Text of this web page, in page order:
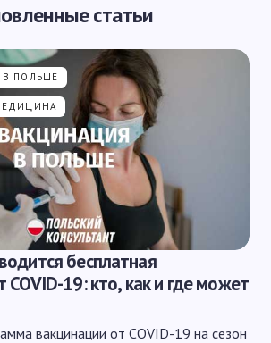
статьи
В ПОЛЬШЕ
бесплатная
COVID-19: кто, как и где может
вакцинации от COVID-19 на сезон